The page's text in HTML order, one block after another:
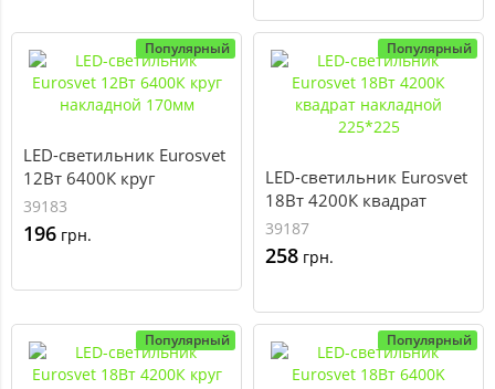
Популярный
LED-светильник Eurosvet
12Вт 6400К круг
накладной 170мм
39183
196 грн.
Популярный
LED-светильник Eurosvet
18Вт 4200К квадрат
накладной 225*225
39187
258 грн.
Популярный Популярный